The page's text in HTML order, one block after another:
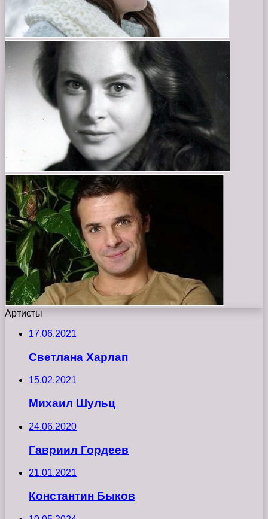
Артисты
17.06.2021
Светлана Харлап
15.02.2021
Михаил Шульц
24.06.2020
Гавриил Гордеев
21.01.2021
Константин Быков